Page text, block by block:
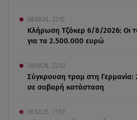
06.08.26 , 22:10
Κλήρωση Τζόκερ 6/8/2026: Οι
για τα 2.500.000 ευρώ
06.08.26 , 22:02
Σύγκρουση τραμ στη Γερμανία:
σε σοβαρή κατάσταση
06.08.26 , 21:59